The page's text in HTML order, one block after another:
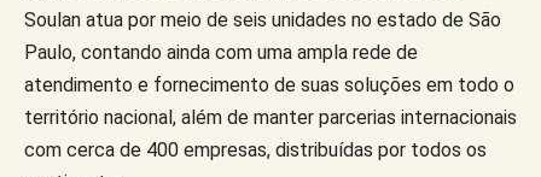
Soulan atua por meio de seis unidades no estado de São
Paulo, contando ainda com uma ampla rede de
atendimento e fornecimento de suas soluções em todo o
território nacional, além de manter parcerias internacionais
com cerca de 400 empresas, distribuídas por todos os